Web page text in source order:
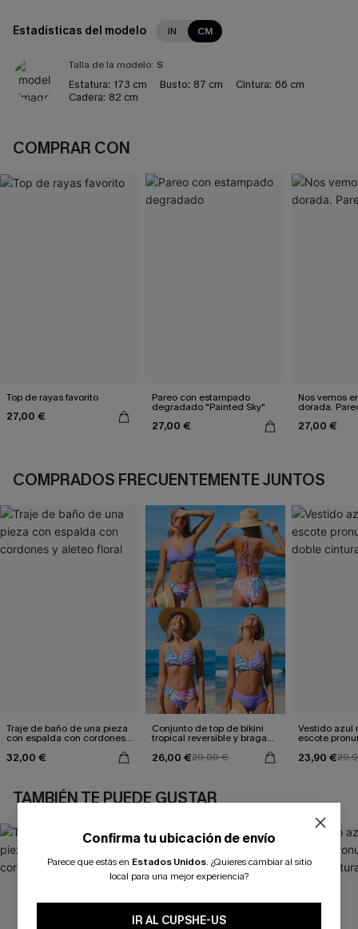
Estadísticas del modelo IN CM
Talla de la modelo: S
Estatura: 173 cm Busto: 87 cm Cintura: 66 cm
Cadera: 82 cm
COMPRAR CON
Top de rayas favorito
27,00 €
Pareo con estampado
degradado "Painted Sky"
27,00 €
Nos vemos
dorada.
27,00 €
COMPRADOS FRECUENTEMENTE JUNTOS
Traje de baño de una pieza
con espalda con cordones y
32,00 €
Conjunto de top de bikini
tropical reversible y braga
26,00 €29,00 €
Vestido azul
escote
23,90 €
TAMBIÉN TE PUEDE GUSTAR
Confirma tu ubicación de envío
Parece que estás en Estados Unidos. ¿Quieres cambiar al sitio
local para una mejor experiencia?
IR AL CUPSHE-US